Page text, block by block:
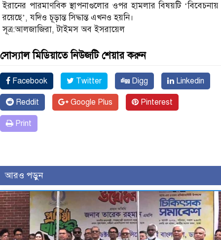
ইরানের পারমাণবিক স্থাপনাগুলোর ওপর হামলার বিষয়টি ‘বিবেচনায়
রয়েছে’, যদিও চূড়ান্ত সিদ্ধান্ত এখনও হয়নি।
সূত্র:আলজাজিরা, টাইমস অব ইসরায়েল
সোস্যাল মিডিয়াতে নিউজটি শেয়ার করুন
Facebook Twitter Digg Linkedin
Reddit Google Plus Pinterest
Print
আরও পড়ুন